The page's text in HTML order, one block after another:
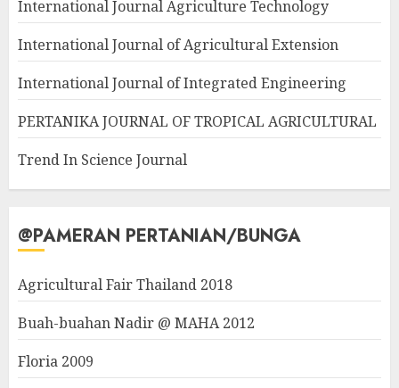
International Journal Agriculture Technology
International Journal of Agricultural Extension
International Journal of Integrated Engineering
PERTANIKA JOURNAL OF TROPICAL AGRICULTURAL
Trend In Science Journal
@PAMERAN PERTANIAN/BUNGA
Agricultural Fair Thailand 2018
Buah-buahan Nadir @ MAHA 2012
Floria 2009